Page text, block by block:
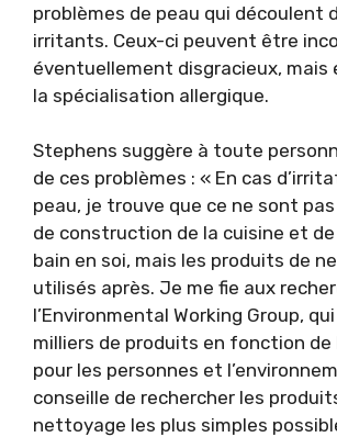
problèmes de peau qui découlent
irritants. Ceux-ci peuvent être
éventuellement disgracieux, mais
la spécialisation allergique.
Stephens suggère à toute
de ces problèmes : « En cas
peau, je trouve que ce ne sont
de construction de la cuisine et de
bain en soi, mais les produits de
utilisés après. Je me fie aux
l’Environmental Working Group,
milliers de produits en fonction de
pour les personnes et
conseille de rechercher les
nettoyage les plus simples